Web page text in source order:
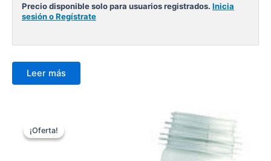
Precio disponible solo para usuarios registrados. Inicia
sesión o Regístrate
Leer más
¡Oferta!
¡Oferta!